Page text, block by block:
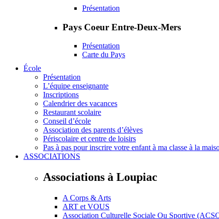
Présentation
Pays Coeur Entre-Deux-Mers
Présentation
Carte du Pays
École
Présentation
L’équipe enseignante
Inscriptions
Calendrier des vacances
Restaurant scolaire
Conseil d’école
Association des parents d’élèves
Périscolaire et centre de loisirs
Pas à pas pour inscrire votre enfant à ma classe à la
ASSOCIATIONS
Associations à Loupiac
A Corps & Arts
ART et VOUS
Association Culturelle Sociale Ou Sportive